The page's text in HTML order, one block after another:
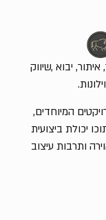
יבוא ,שיווק
המיוחדים,
יכולת ביצועית
ותרבות עיצוב